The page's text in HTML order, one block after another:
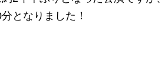
となりました！